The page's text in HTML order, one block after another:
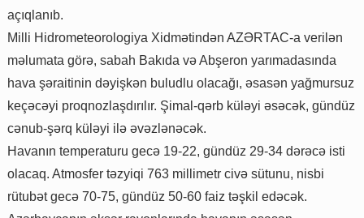
açıqlanıb.
Milli Hidrometeorologiya Xidmətindən AZƏRTAC-a verilən
məlumata görə, sabah Bakıda və Abşeron yarımadasında
hava şəraitinin dəyişkən buludlu olacağı, əsasən yağmursuz
keçəcəyi proqnozlaşdırılır. Şimal-qərb küləyi əsəcək, gündüz
cənub-şərq küləyi ilə əvəzlənəcək.
Havanın temperaturu gecə 19-22, gündüz 29-34 dərəcə isti
olacaq. Atmosfer təzyiqi 763 millimetr civə sütunu, nisbi
rütubət gecə 70-75, gündüz 50-60 faiz təşkil edəcək.